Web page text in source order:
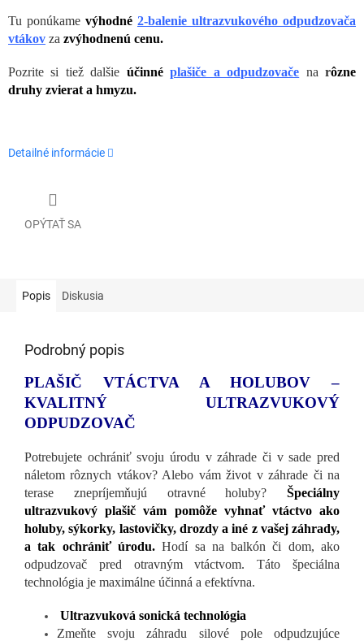
Tu ponúkame výhodné 2-balenie ultrazvukového odpudzovača
vtákov za zvýhodnenú cenu.
Pozrite si tiež dalšie účinné plašiče a odpudzovače narôzne
druhy zvierat a hmyzu.
Detailné informácie
OPÝTAŤ SA
Popis Diskusia
Podrobný popis
PLAŠIČ VTÁCTVA A HOLUBOV –
KVALITNÝ ULTRAZVUKOVÝ
ODPUDZOVAČ
Potrebujete ochrániť svoju úrodu v záhrade či v sade pred
náletom rôznych vtákov? Alebo vám život v záhrade či na
terase znepríjemňujú otravné holuby? Špeciálny
ultrazvukový plašič vám pomôže vyhnať vtáctvo ako
holuby, sýkorky, lastovičky, drozdy a iné z vašej záhrady,
a tak ochrániť úrodu.Hodí sa na balkón či dom, ako
odpudzovač pred otravným vtáctvom. Táto špeciálna
technológia je maximálne účinná a efektívna.
Ultrazvuková sonická technológia
Zmeňte svoju záhradu silové pole odpudzujúce